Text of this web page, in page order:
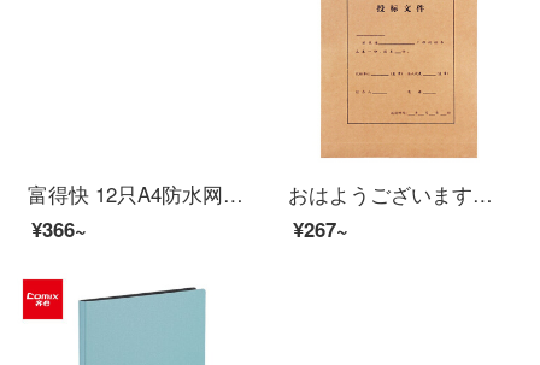
富得快 12只A4防水网格拉链袋 彩色资料袋文件袋 透明 F66A
¥366~
おはようございます。5 cmクラフトペーパーの入札書類袋、入札書の書類袋を25袋/包装します。
¥267~